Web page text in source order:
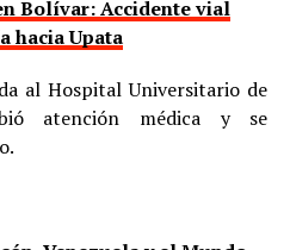
Bolívar: Accidente vial
hacia Upata
al Hospital Universitario de
atención médica y se